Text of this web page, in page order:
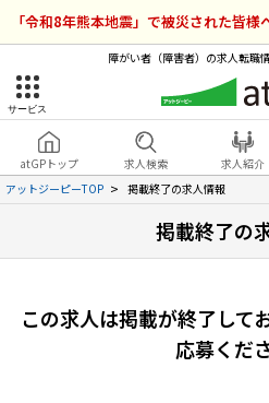
「令和8年熊本地震」で被災された皆様
障がい者（障害者）の求人転職
サービス
atGPトップ 求人検索 求人紹介
アットジーピーTOP
掲載終了の求人情報
掲載終了の
この求人は掲載が終了して
応募くだ
障害者雇用のア
サービスラ
就転職支援サービス
ログイン